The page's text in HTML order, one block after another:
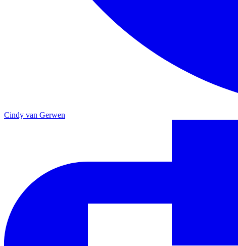
Cindy van Gerwen